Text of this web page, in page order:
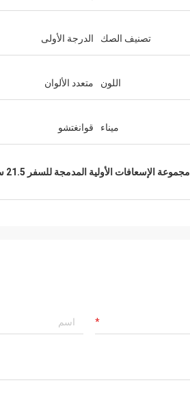
تصنيف الصك الدرجة الأولى
اللون متعدد الألوان
ميناء قوانغتشو
مجموعة الإسعافات الأولية المدمجة للسفر 21.5 سم